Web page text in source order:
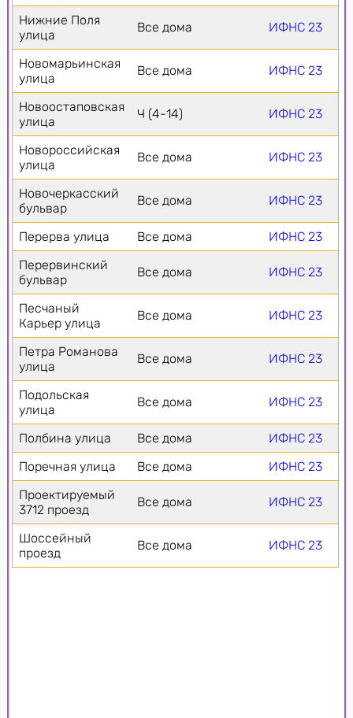
Нижние Поля
улица
Все дома ИФНС 23
Новомарьинская
улица
Все дома ИФНС 23
Новоостаповская
улица
Ч (4-14) ИФНС 23
Новороссийская
улица
Все дома ИФНС 23
Новочеркасский
бульвар
Все дома ИФНС 23
Перерва улица Все дома
ИФНС 23
Перервинский
бульвар
Все дома ИФНС 23
Песчаный
Карьер улица
Все дома ИФНС 23
Петра Романова
улица
Все дома ИФНС 23
Подольская
улица
Все дома ИФНС 23
Полбина улица Все дома
ИФНС 23
Поречная улица
Все дома
ИФНС 23
Проектируемый
3712 проезд
Все дома ИФНС 23
Шоссейный
проезд
Все дома ИФНС 23